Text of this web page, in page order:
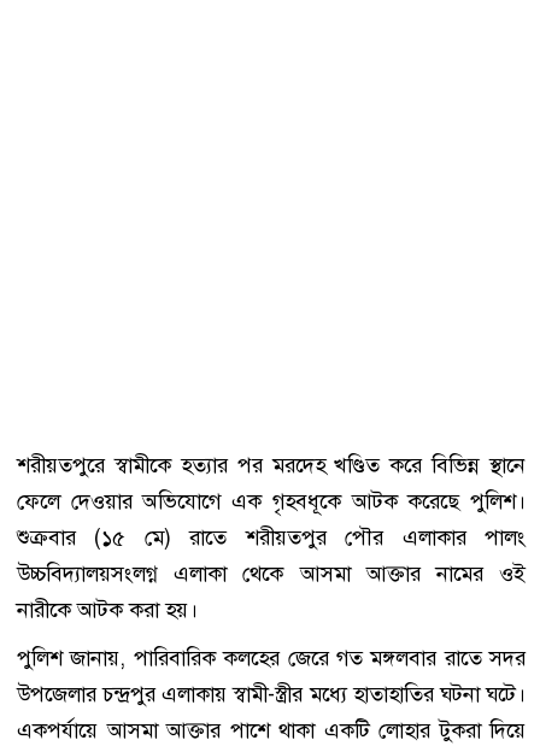
শরীয়তপুরে স্বামীকে হত্যার পর মরদেহ খণ্ডিত করে বিভিন্ন স্থানে
ফেলে দেওয়ার অভিযোগে এক গৃহবধূকে আটক করেছে পুলিশ।
শুক্রবার (১৫ মে) রাতে শরীয়তপুর পৌর এলাকার পালং
উচ্চবিদ্যালয়সংলগ্ন এলাকা থেকে আসমা আক্তার নামের ওই
নারীকে আটক করা হয়।
পুলিশ জানায়, পারিবারিক কলহের জেরে গত মঙ্গলবার রাতে সদর
উপজেলার চন্দ্রপুর এলাকায় স্বামী-স্ত্রীর মধ্যে হাতাহাতির ঘটনা ঘটে।
একপর্যায়ে আসমা আক্তার পাশে থাকা একটি লোহার টুকরা দিয়ে